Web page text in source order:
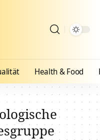
Health & Food